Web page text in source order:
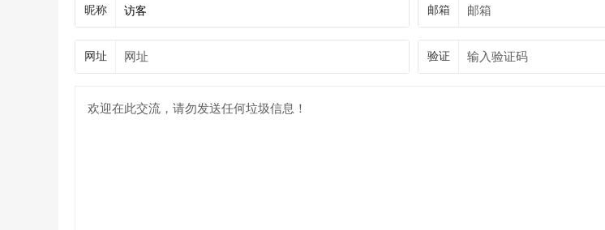
昵称 邮箱
网址 验证